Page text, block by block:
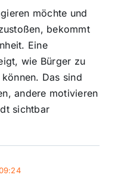
möchte und
bekommt
Eine
wie Bürger zu
Das sind
andere motivieren
sichtbar